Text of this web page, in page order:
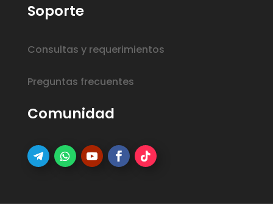
Soporte
Consultas y requerimientos
Preguntas frecuentes
Comunidad